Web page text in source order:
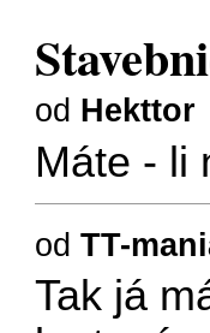
od Hekttor
Máte - li
odTT-
Tak já